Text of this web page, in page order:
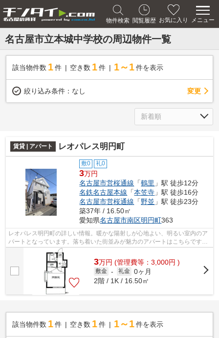
物件検索 閲覧履歴 お気に入り メニュー
名古屋市立本城中学校の周辺物件一覧
該当物件数 1件 空き数 1 件 1～1 件を表示
絞り込み条件： なし 変更
賃貸 | アパート レオパレス明円町
敷0 礼0
3万円
名古屋市営桜通線 「鶴里 」駅 徒歩12分
名鉄名古屋本線 「本笠寺 」駅 徒歩16分
名古屋市営桜通線 「野並 」駅 徒歩23分
築37年 / 16.50㎡
愛知県名古屋市南区明円町363
レオパレス明円町の詳しい情報。暖かな陽射しが心地よい、明るい室内のア
パートとなっています。落ち着いた街並みが魅力のアパートはこちらです。
この物件は、駅まで徒歩12分に立地し...
3万円 (管理費等：3,000円 )
敷金 - 礼金 0ヶ月
2階 / 1K / 16.50㎡
該当物件数 1件 空き数 1 件 1～1 件を表示